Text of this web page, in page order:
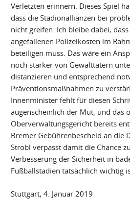
Verletzten erinnern. Dieses Spiel
dass die Stadionallianzen bei
nicht greifen. Ich bleibe dabei,
angefallenen Polizeikosten im
beteiligen muss. Das wäre ein
noch stärker von Gewalttätern
distanzieren und entsprechend
Präventionsmaßnahmen zu
Innenminister fehlt für diesen
augenscheinlich der Mut, und das
Oberverwaltungsgericht bereits
Bremer Gebührenbescheid an die
Strobl verpasst damit die Chance
Verbesserung der Sicherheit in
Fußballstadien tatsächlich wichtig
Stuttgart, 4. Januar 2019